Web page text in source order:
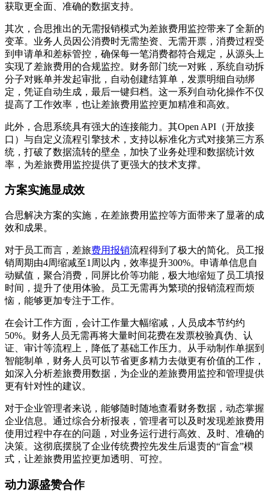
获取更全面、准确的数据支持。
其次，合思推出的无需报销模式为差旅费用监控带来了全新的
变革。业务人员因公消费时无需垫资、无需开票，消费过程受
到申请单和差标管控，确保每一笔消费都符合规定，从源头上
实现了差旅费用的合规监控。财务部门统一对账，系统自动拆
分子对账单并发起审批，自动创建结算单，发票明细自动绑
定，凭证自动生成，最后一键归档。这一系列自动化操作不仅
提高了工作效率，也让差旅费用监控更加精准和高效。
此外，合思系统具有强大的连接能力。其Open API（开放接
口）与自定义流程引擎技术，支持以标准化方式对接第三方系
统，打破了数据流转的壁垒，加快了业务处理和数据统计效
率，为差旅费用监控提供了更强大的技术支撑。
方案实施显成效
合思解决方案的实施，在差旅费用监控等方面带来了显著的成
效和成果。
对于员工而言，差旅费用报销流程得到了极大的简化。员工报
销周期由4周缩减至1周以内，效率提升300%。申请单信息自
动赋值，聚合消费，同屏比价等功能，极大地缩短了员工填报
时间，提升了使用体验。员工无需再为繁琐的报销流程而烦
恼，能够更加专注于工作。
在会计工作方面，会计工作量大幅缩减，人员成本节约约
50%。财务人员无需再将大量时间花费在发票校验真伪、认
证、审计等流程上，降低了基础工作压力。从手动制作单据到
智能制单，财务人员可以节省更多精力去做更有价值的工作，
如深入分析差旅费用数据，为企业的差旅费用监控和管理提供
更有针对性的建议。
对于企业管理者来说，能够随时随地查看财务数据，动态掌握
企业信息。通过综合分析报表，管理者可以及时发现差旅费用
使用过程中存在的问题，对业务运行进行高效、及时、准确的
决策。这彻底摆脱了企业传统费控先发生后退责的“盲盒”模
式，让差旅费用监控更加透明、可控。
动力源盛赞合作